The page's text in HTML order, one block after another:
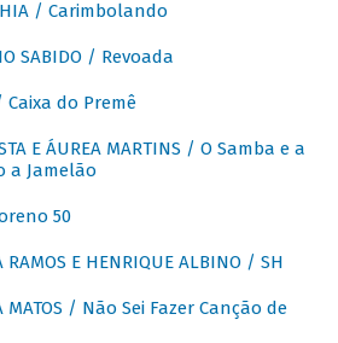
/ Carimbolando
SABIDO / Revoada
Caixa do Premê
E ÁUREA MARTINS / O Samba e a
a Jamelão
50
RAMOS E HENRIQUE ALBINO / SH
MATOS / Não Sei Fazer Canção de